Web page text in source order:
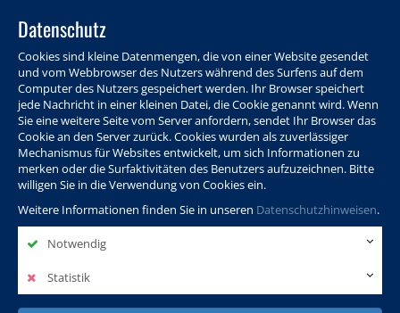
Datenschutz
Cookies sind kleine Datenmengen, die von einer Website gesendet
und vom Webbrowser des Nutzers während des Surfens auf dem
Computer des Nutzers gespeichert werden. Ihr Browser speichert
jede Nachricht in einer kleinen Datei, die Cookie genannt wird. Wenn
Sie eine weitere Seite vom Server anfordern, sendet Ihr Browser das
Cookie an den Server zurück. Cookies wurden als zuverlässiger
Mechanismus für Websites entwickelt, um sich Informationen zu
merken oder die Surfaktivitäten des Benutzers aufzuzeichnen. Bitte
willigen Sie in die Verwendung von Cookies ein.
Weitere Informationen finden Sie in unseren Datenschutzhinweisen.
Notwendig
Statistik
Programm Info & Service Aktuelles Warenkorb Login
Ansprechpersonen Kontakt Sitemap
Politik, Wissenschaft &
Internationales